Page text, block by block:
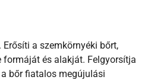
Erősíti a szemkörnyéki bőrt,
formáját és alakját. Felgyorsítja
bőr fiatalos megújulási